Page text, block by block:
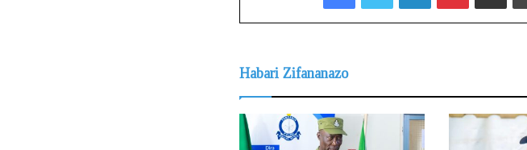
Habari Zifananazo